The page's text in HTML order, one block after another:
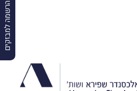
הרשמה למבזקים